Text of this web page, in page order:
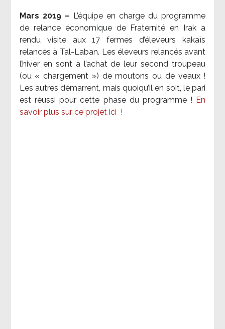
Mars 2019 – L’équipe en charge du programme
de relance économique de Fraternité en Irak a
rendu visite aux 17 fermes d’éleveurs kakaïs
relancés à Tal-Laban. Les éleveurs relancés avant
l’hiver en sont à l’achat de leur second troupeau
(ou « chargement ») de moutons ou de veaux !
Les autres démarrent, mais quoiqu’il en soit, le pari
est réussi pour cette phase du programme ! En
savoir plus sur ce projet ici !